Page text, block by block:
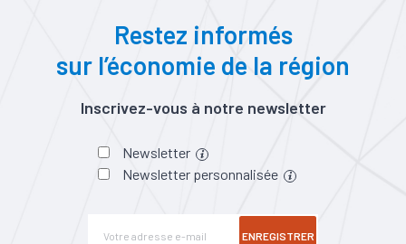
Restez informés
sur l’économie de la région
Inscrivez-vous à notre newsletter
Newsletter
Newsletter personnalisée
ENREGISTRER